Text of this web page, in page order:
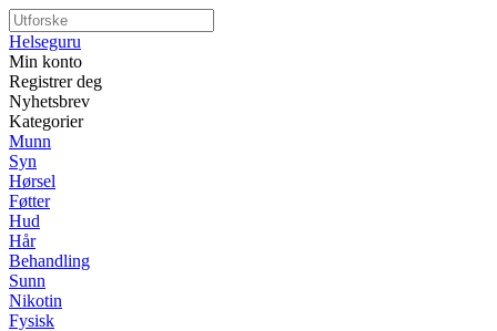
Helseguru
Min konto
Registrer deg
Nyhetsbrev
Kategorier
Munn
Syn
Hørsel
Føtter
Hud
Hår
Behandling
Sunn
Nikotin
Fysisk